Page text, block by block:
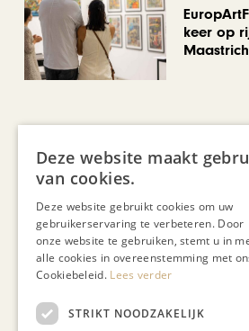
keer op
KUNST &
Cultura
Deze website maakt
van cookies.
Deze website gebruikt cookies om uw
gebruikerservaring te verbeteren. Door
onze website te gebruiken, stemt u in
alle cookies in overeenstemming met
Cookiebeleid. Lees verder
STRIKT NOODZAKELIJK